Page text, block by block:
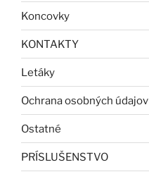
Koncovky
KONTAKTY
Letáky
Ochrana osobných údajov
Ostatné
PRÍSLUŠENSTVO